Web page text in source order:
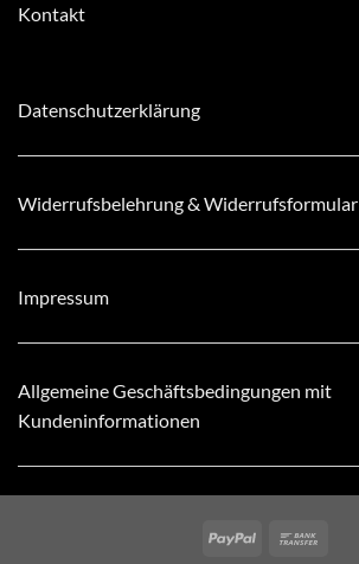
Kontakt
Datenschutzerklärung
Widerrufsbelehrung & Widerrufsformular
Impressum
Allgemeine Geschäftsbedingungen mit
Kundeninformationen